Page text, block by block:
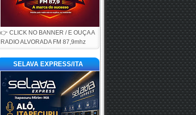
👉 CLICK NO BANNER / E OUÇA A
RADIO ALVORADA FM 87,9mhz
SELAVA EXPRESS/ITA